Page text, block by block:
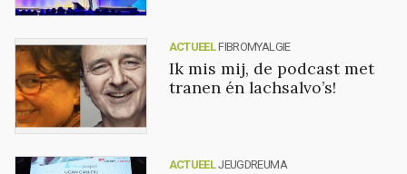
ACTUEEL FIBROMYALGIE
Ik mis mij, de podcast met
tranen én lachsalvo’s!
ACTUEEL JEUGDREUMA